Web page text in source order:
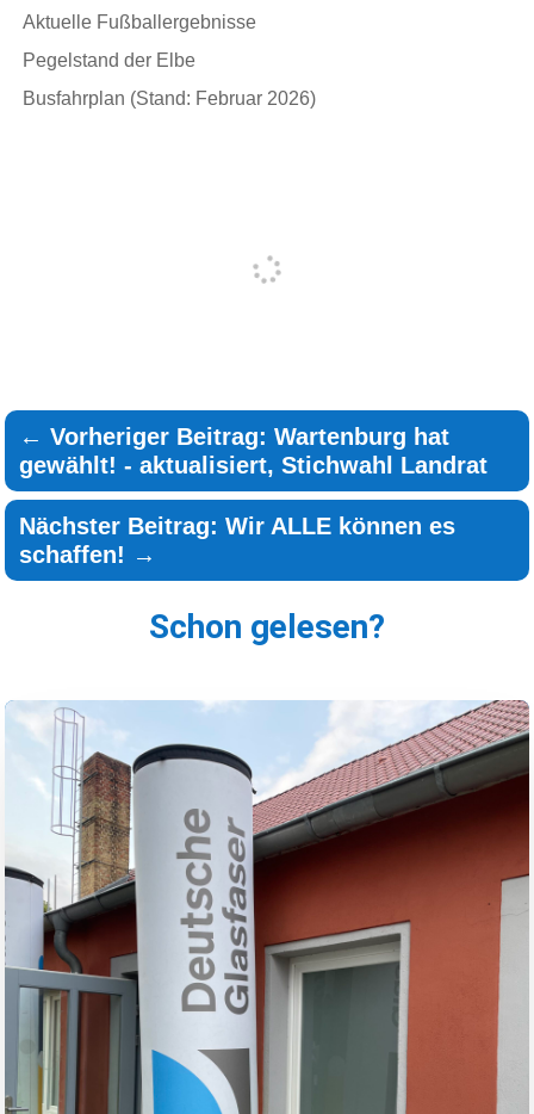
Aktuelle Fußballergebnisse
Pegelstand der Elbe
Busfahrplan (Stand: Februar 2026)
←Vorheriger Beitrag: Wartenburg hat
gewählt! - aktualisiert, Stichwahl Landrat
Nächster Beitrag: Wir ALLE können es
schaffen! →
Schon gelesen?